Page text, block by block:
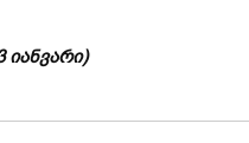
იანვარი)